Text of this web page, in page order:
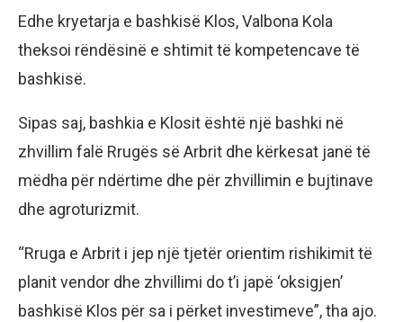
Edhe kryetarja e bashkisë Klos, Valbona Kola
theksoi rëndësinë e shtimit të kompetencave të
bashkisë.
Sipas saj, bashkia e Klosit është një bashki në
zhvillim falë Rrugës së Arbrit dhe kërkesat janë të
mëdha për ndërtime dhe për zhvillimin e bujtinave
dhe agroturizmit.
“Rruga e Arbrit i jep një tjetër orientim rishikimit të
planit vendor dhe zhvillimi do t’i japë ‘oksigjen’
bashkisë Klos për sa i përket investimeve”, tha ajo.